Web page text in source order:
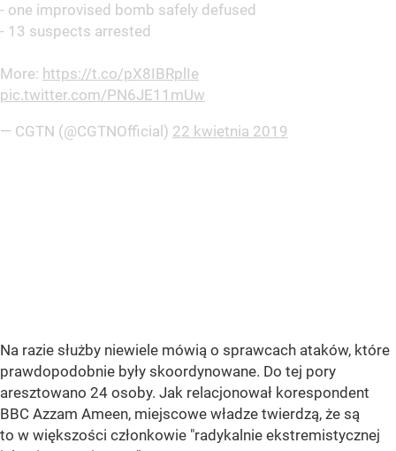
- one improvised bomb safely defused
- 13 suspects arrested
More: https://t.co/pX8IBRplIe
pic.twitter.com/PN6JE11mUw
— CGTN (@CGTNOfficial) 22 kwietnia 2019
Na razie służby niewiele mówią o sprawcach ataków, które
prawdopodobnie były skoordynowane. Do tej pory
aresztowano 24 osoby. Jak relacjonował korespondent
BBC Azzam Ameen, miejscowe władze twierdzą, że są
to w większości członkowie "radykalnie ekstremistycznej